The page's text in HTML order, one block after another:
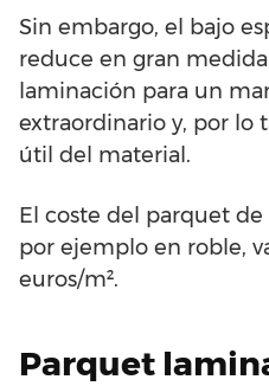
Sin embargo, el bajo
reduce en gran
laminación para un
extraordinario y, por lo
útil del material.
El coste del parquet
por ejemplo en roble,
euros/m².
Parquet